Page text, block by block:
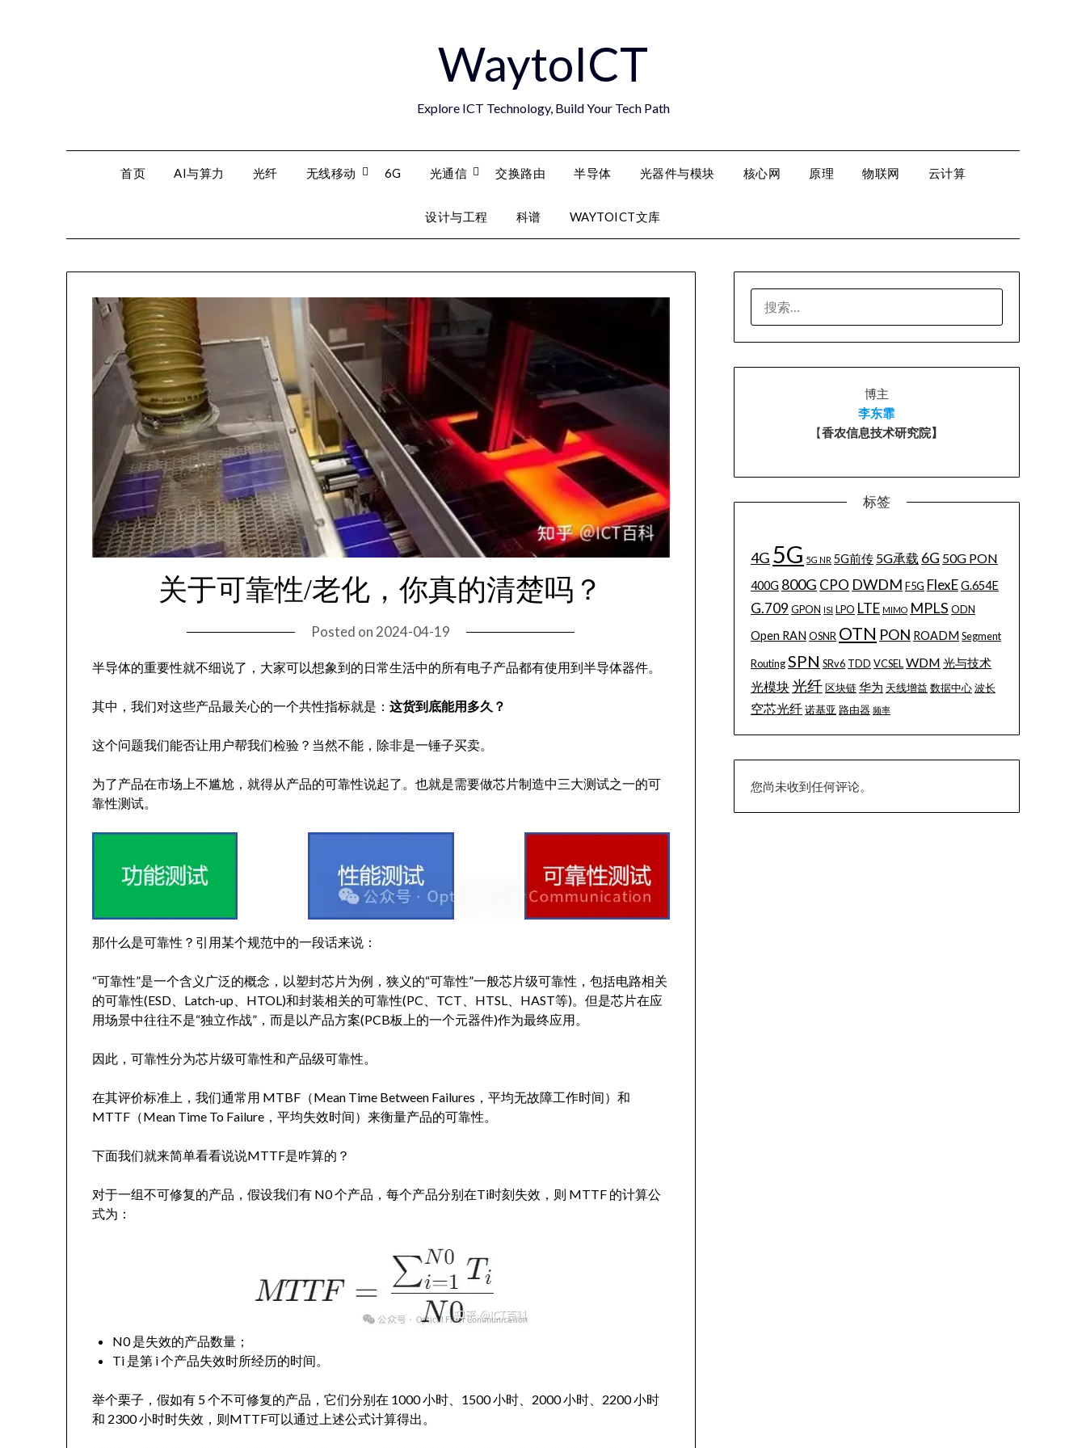
WaytoICT
Explore ICT Technology, Build Your Tech Path
首页 AI与算力 光纤 无线移动 6G 光通信 交换路由 半导体 光器件与模块 核心网 原理 物联网 云计算
设计与工程 科谱 WAYTOICT文库
关于可靠性/老化，你真的清楚吗？
Posted on 2024-04-19
半导体的重要性就不细说了，大家可以想象到的日常生活中的所有电子产品都有使用到半导体器件。
其中，我们对这些产品最关心的一个共性指标就是：这货到底能用多久？
这个问题我们能否让用户帮我们检验？当然不能，除非是一锤子买卖。
为了产品在市场上不尴尬，就得从产品的可靠性说起了。也就是需要做芯片制造中三大测试之一的可
靠性测试。
那什么是可靠性？引用某个规范中的一段话来说：
“可靠性”是一个含义广泛的概念，以塑封芯片为例，狭义的“可靠性”一般芯片级可靠性，包括电路相关
的可靠性(ESD、Latch-up、HTOL)和封装相关的可靠性(PC、TCT、HTSL、HAST等)。但是芯片在应
用场景中往往不是“独立作战”，而是以产品方案(PCB板上的一个元器件)作为最终应用。
因此，可靠性分为芯片级可靠性和产品级可靠性。
在其评价标准上，我们通常用 MTBF（Mean Time Between Failures，平均无故障工作时间）和
MTTF（Mean Time To Failure，平均失效时间）来衡量产品的可靠性。
下面我们就来简单看看说说MTTF是咋算的？
对于一组不可修复的产品，假设我们有 N0 个产品，每个产品分别在Ti时刻失效，则 MTTF 的计算公
式为：
N0 是失效的产品数量；
Ti 是第 i 个产品失效时所经历的时间。
举个栗子，假如有 5 个不可修复的产品，它们分别在 1000 小时、1500 小时、2000 小时、2200 小时
和 2300 小时时失效，则MTTF可以通过上述公式计算得出。
索：
博主
李东霏
【香农信息技术研究院】
标签
4G 5G 5G NR 5G前传 5G承载 6G 50G PON
400G 800G CPO DWDM F5G FlexEG.654E
G.709 GPON ISI LPO LTE MIMO MPLS ODN
Open RAN OSNR OTN PON ROADM Segment
RoutingSPN SRv6 TDD VCSELWDM 光与技术
光模块光纤区块链华为 天线增益 数据中心波长
空芯光纤诺基亚 路由器 频率
您尚未收到任何评论。